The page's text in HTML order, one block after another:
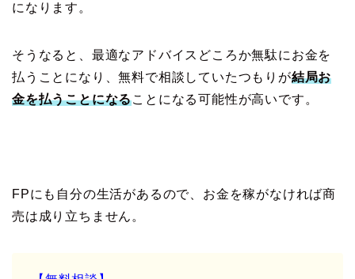
になります。
そうなると、最適なアドバイスどころか無駄にお金を
払うことになり、無料で相談していたつもりが結局お
金を払うことになることになる可能性が高いです。
FPにも自分の生活があるので、お金を稼がなければ商
売は成り立ちません。